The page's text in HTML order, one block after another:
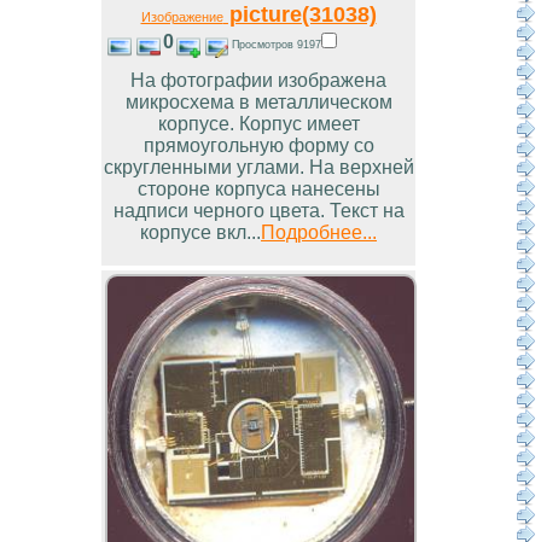
Изображениеpicture(31038)
0 Просмотров 9197
На фотографии изображена
микросхема в металлическом
корпусе. Корпус имеет
прямоугольную форму со
скругленными углами. На верхней
стороне корпуса нанесены
надписи черного цвета. Текст на
корпусе вкл...Подробнее...